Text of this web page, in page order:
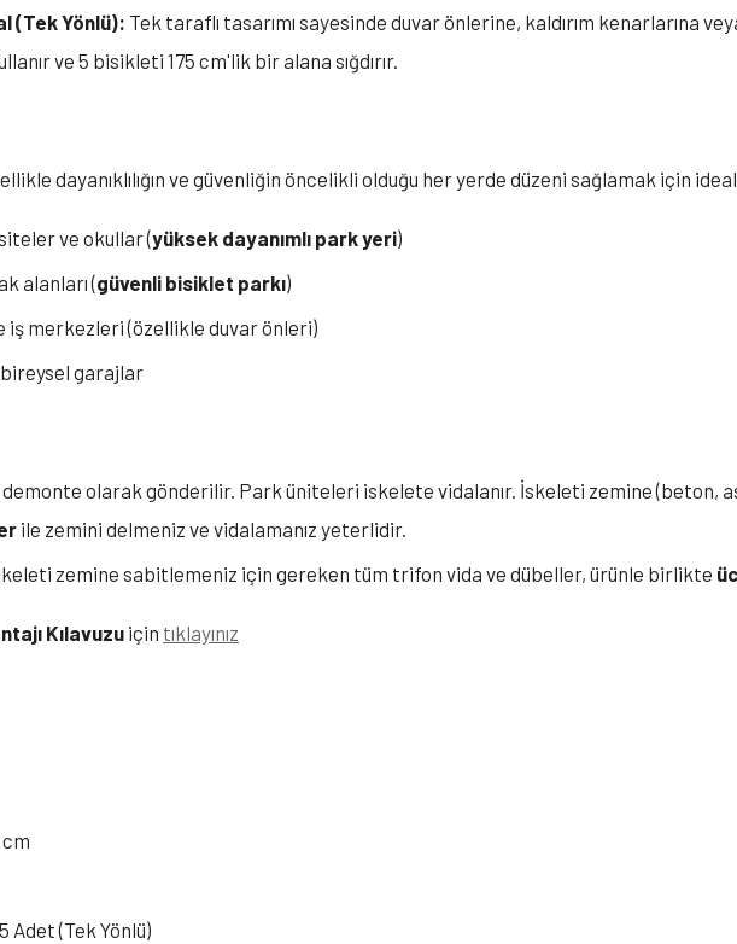
(Tek Yönlü): Tek taraflı tasarımı sayesinde duvar önlerine, kaldırım kenarlarına
ve 5 bisikleti 175 cm'lik bir alana sığdırır.
dayanıklılığın ve güvenliğin öncelikli olduğu her yerde düzeni sağlamak için
ve okullar (yüksek dayanımlı park yeri)
alanları (güvenli bisiklet parkı)
iş merkezleri (özellikle duvar önleri)
garajlar
demonte olarak gönderilir. Park üniteleri iskelete vidalanır. İskeleti zemine
ile zemini delmeniz ve vidalamanız yeterlidir.
zemine sabitlemeniz için gereken tüm trifon vida ve dübeller, ürünle birlikte
Kılavuzu için tıklayınız
5 Adet (Tek Yönlü)